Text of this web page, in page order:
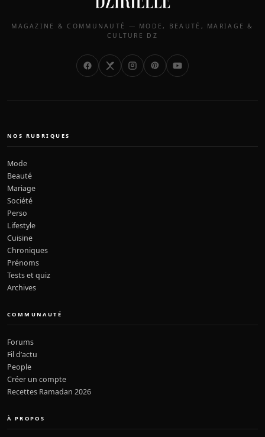
MAGAZINE & COMMUNAUTÉ — MODE, BEAUTÉ, MARIAGE &
CULTURE DZ
NOS RUBRIQUES
Mode
Beauté
Mariage
Société
Perso
Lifestyle
Cuisine
Chroniques
Prénoms
Tests et quiz
Archives
COMMUNAUTÉ
Forums
Fil d’actu
People
Créer un compte
Recettes Ramadan 2026
À PROPOS